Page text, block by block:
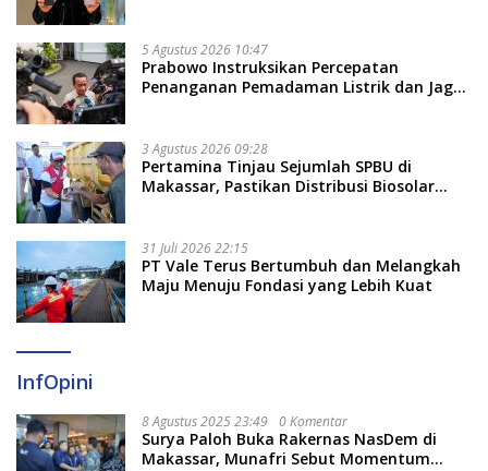
5 Agustus 2026 10:47
Prabowo Instruksikan Percepatan
Penanganan Pemadaman Listrik dan Jaga
3 Agustus 2026 09:28
Pertamina Tinjau Sejumlah SPBU di
Makassar, Pastikan Distribusi Biosolar
31 Juli 2026 22:15
PT Vale Terus Bertumbuh dan Melangkah
Maju Menuju Fondasi yang Lebih Kuat
InfOpini
8 Agustus 2025 23:49 0 Komentar
Surya Paloh Buka Rakernas NasDem di
Makassar, Munafri Sebut Momentum